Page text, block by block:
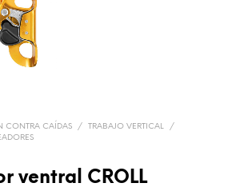
CONTRA CAÍDAS / TRABAJO VERTICAL
/
ventral CROLL